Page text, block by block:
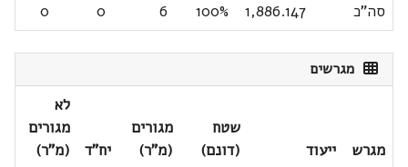
סה"כ
1,886.147
100%
6
0
0
מגרשים
מגרש ייעוד
שטח
(דונם)
מגורים
(מ"ר)
יח"ד
לא
מגורים
(מ"ר)